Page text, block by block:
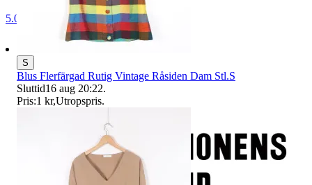
5.0
S
Blus Flerfärgad Rutig Vintage Råsiden Dam Stl.S
Sluttid16 aug 20:22.
Pris:1 kr,Utropspris.